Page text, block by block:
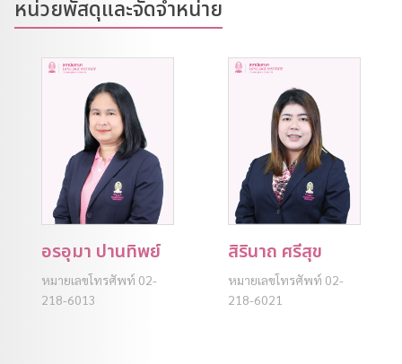
หน่วยพัสดุและจัดจำหน่าย
อรอุมา ปานทิพย์
หมายเลขโทรศัพท์ 02-
218-6013
สิรินาถ ศรีสุข
หมายเลขโทรศัพท์ 02-
218-6021